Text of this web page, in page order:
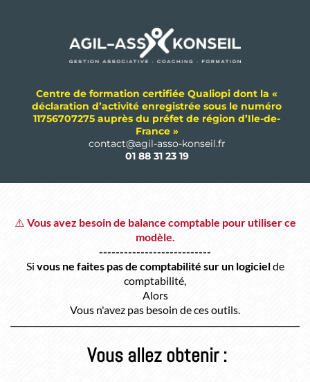
Centre de formation certifiée Qualiopi dont la «
déclaration d’activité enregistrée sous le numéro
11756707275 auprès du préfet de région d’Ile-de-
France »
contact@agil-asso-konseil.fr
01 88 31 23 19
⚠️ Vous avez besoin de balance comptable pour utiliser ce
modèle.
---------------------------
Si vous ne faites pas de comptabilité sur un logicielde
comptabilité,
Alors
Vous n'avez pas besoin de ces outils.
Vous allez obtenir :